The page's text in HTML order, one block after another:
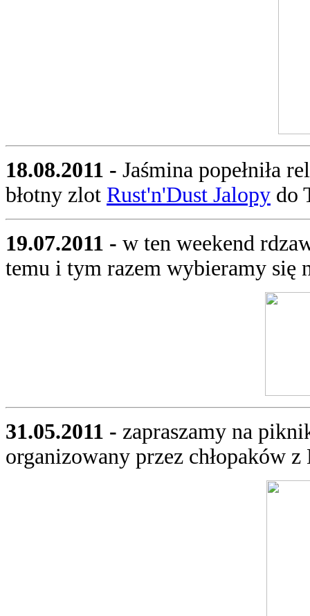
18.08.2011 - Jaśmina popełniła
błotny zlot Rust'n'Dust Jalopy do
19.07.2011 - w ten weekend
temu i tym razem wybieramy się
31.05.2011 - zapraszamy na
organizowany przez chłopaków